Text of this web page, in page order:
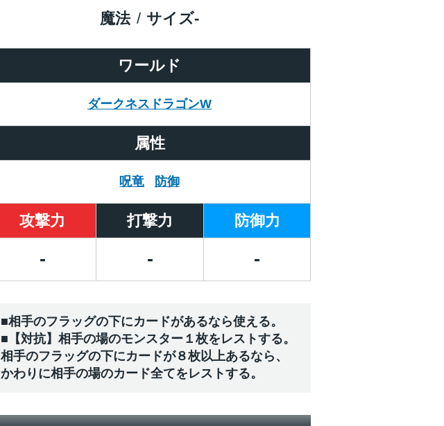
ワールド
ダークネスドラゴンW
魔法 サイズ-
属性
呪竜 防御
攻撃力 打撃力 防御力
- - -
■相手のフラッグの下にカードがあるなら使える。
■【対抗】相手の場のモンスター１枚をレストする。
相手のフラッグの下にカードが８枚以上あるなら、
かわりに相手の場のカード全てをレストする。